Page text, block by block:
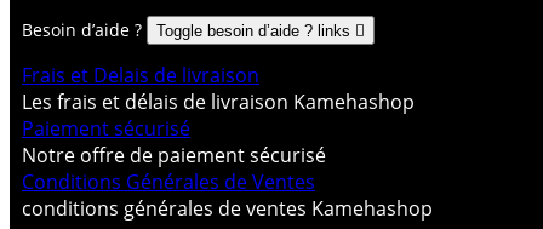
Besoin d’aide ? Toggle besoin d’aide ? links 
Frais et Delais de livraison
Les frais et délais de livraison Kamehashop
Paiement sécurisé
Notre offre de paiement sécurisé
Conditions Générales de Ventes
conditions générales de ventes Kamehashop